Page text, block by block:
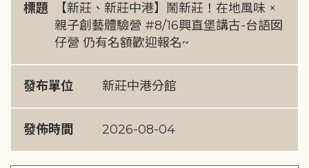
標題
【新莊、新莊中港】鬧新莊！在地風味 ×
親子創藝體驗營 #8/16興直堡講古-台語囡
仔營 仍有名額歡迎報名~
發布單位 新莊中港分館
發佈時間 2026-08-04